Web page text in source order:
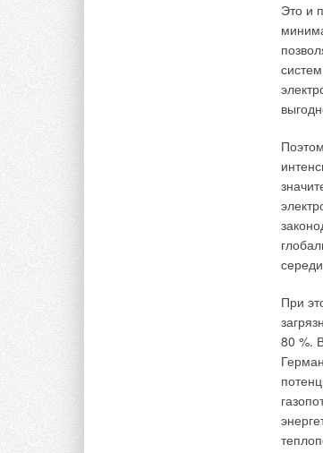
Это и
При
80 %.
потен
Если